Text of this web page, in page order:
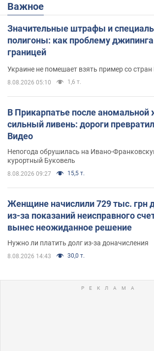
Важное
Значительные штрафы и
полигоны: как проблему
границей
Украине не помешает взять пример со
8.08.2026 05:10 1,6 т.
В Прикарпатье после
сильный ливень: дороги
Видео
Непогода обрушилась на Ивано-
курортный Буковель
8.08.2026 09:27 15,5 т.
Женщине начислили 729 тыс. грн
из-за показаний неисправного
вынес неожиданное решение
Нужно ли платить долг из-за доначисления
8.08.2026 14:43 30,0 т.